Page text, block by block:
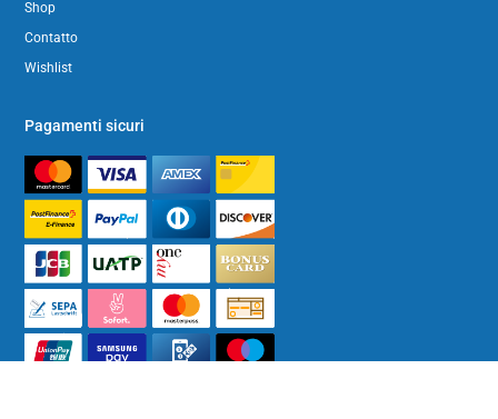
Shop
Contatto
Wishlist
Pagamenti sicuri